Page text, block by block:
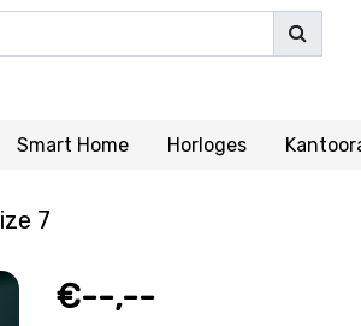
Smart Home Horloges
7
€--,--